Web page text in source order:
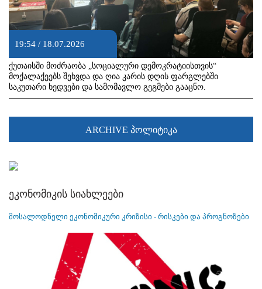
19:54 / 18.07.2026
ქუთაისში მოძრაობა „სოციალური დემოკრატიისთვის“
მოქალაქეებს შეხვდა და ღია კარის დღის ფარგლებში
საკუთარი ხედვები და სამომავლო გეგმები გააცნო.
ARCHIVE პოლიტიკა
ეკონომიკის სიახლეები
მოსალოდნელი ეკონომიკური კრიზისი - რისკები და პროგნოზები